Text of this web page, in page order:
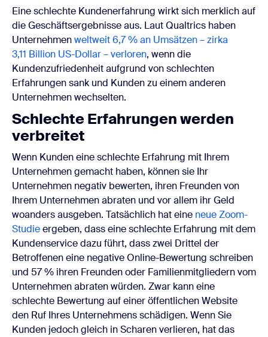
Eine schlechte Kundenerfahrung wirkt sich merklich auf
die Geschäftsergebnisse aus. Laut Qualtrics haben
Unternehmenweltweit 6,7 % an Umsätzen – zirka
3,11 Billion US-Dollar – verloren, wenn die
Kundenzufriedenheit aufgrund von schlechten
Erfahrungen sank und Kunden zu einem anderen
Unternehmen wechselten.
Schlechte Erfahrungen werden
verbreitet
Wenn Kunden eine schlechte Erfahrung mit Ihrem
Unternehmen gemacht haben, können sie Ihr
Unternehmen negativ bewerten, ihren Freunden von
Ihrem Unternehmen abraten und vor allem ihr Geld
woanders ausgeben. Tatsächlich hat eine neue Zoom-
Studieergeben, dass eine schlechte Erfahrung mit dem
Kundenservice dazu führt, dass zwei Drittel der
Betroffenen eine negative Online-Bewertung schreiben
und 57 % ihren Freunden oder Familienmitgliedern vom
Unternehmen abraten würden. Zwar kann eine
schlechte Bewertung auf einer öffentlichen Website
den Ruf Ihres Unternehmens schädigen. Wenn Sie
Kunden jedoch gleich in Scharen verlieren, hat das